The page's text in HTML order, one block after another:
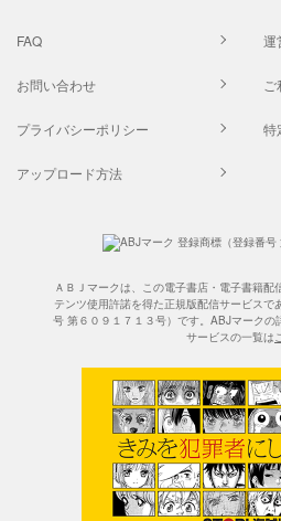
FAQ 運
お問い合わせ
プライバシーポリシー 特
アップロード方法
ＡＢＪマークは、この電子書店・電子書籍配
テンツ使用許諾を得た正規版配信サービスで
号 第６０９１７１３号）です。ABJマーク
サービスの一覧は